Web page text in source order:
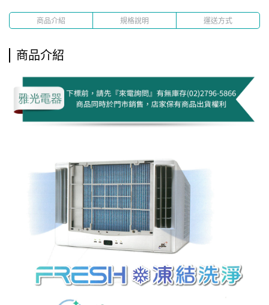
商品介紹 規格說明 運送方式
商品介紹